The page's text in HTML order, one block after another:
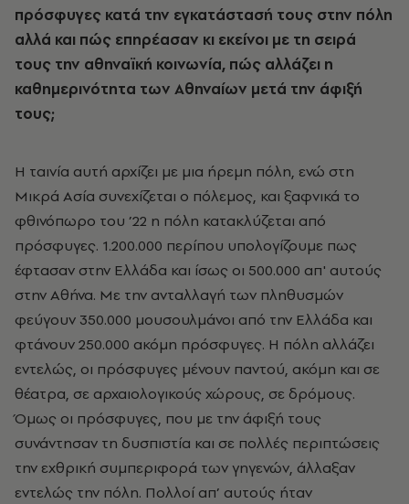
πρόσφυγες κατά την εγκατάστασή τους στην πόλη
αλλά και πώς επηρέασαν κι εκείνοι με τη σειρά
τους την αθηναϊκή κοινωνία, πώς αλλάζει η
καθημερινότητα των Αθηναίων μετά την άφιξή
τους;
Η ταινία αυτή αρχίζει με μια ήρεμη πόλη, ενώ στη
Μικρά Ασία συνεχίζεται ο πόλεμος, και ξαφνικά το
φθινόπωρο του ’22 η πόλη κατακλύζεται από
πρόσφυγες. 1.200.000 περίπου υπολογίζουμε πως
έφτασαν στην Ελλάδα και ίσως οι 500.000 απ' αυτούς
στην Αθήνα. Με την ανταλλαγή των πληθυσμών
φεύγουν 350.000 μουσουλμάνοι από την Ελλάδα και
φτάνουν 250.000 ακόμη πρόσφυγες. Η πόλη αλλάζει
εντελώς, οι πρόσφυγες μένουν παντού, ακόμη και σε
θέατρα, σε αρχαιολογικούς χώρους, σε δρόμους.
Όμως οι πρόσφυγες, που με την άφιξή τους
συνάντησαν τη δυσπιστία και σε πολλές περιπτώσεις
την εχθρική συμπεριφορά των γηγενών, άλλαξαν
εντελώς την πόλη. Πολλοί απ’ αυτούς ήταν